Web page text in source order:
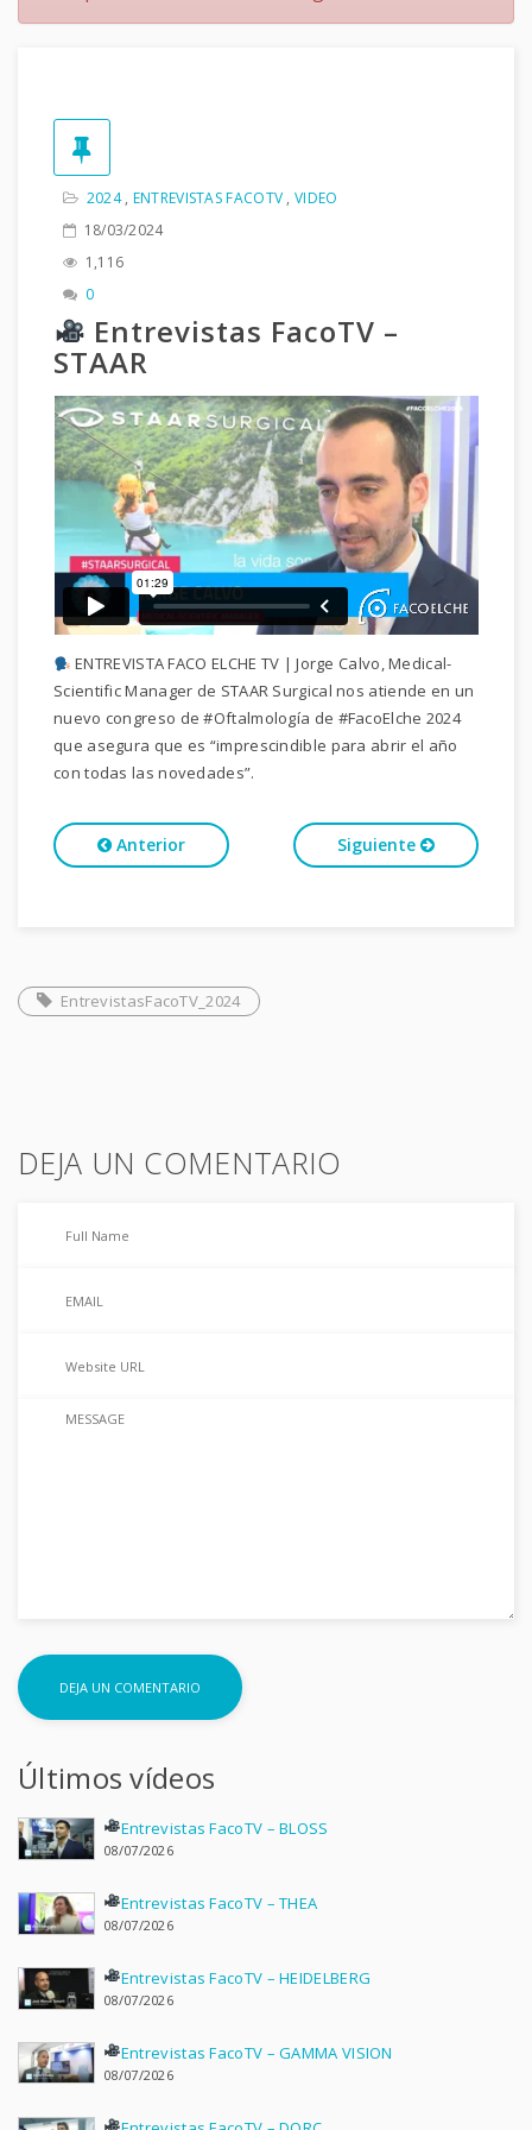
2024, ENTREVISTAS FACOTV ,VIDEO
18/03/2024
1,116
0
Entrevistas FacoTV –
STAAR
ENTREVISTA FACO ELCHE TV | Jorge Calvo, Medical-
Scientific Manager de STAAR Surgical nos atiende en un
nuevo congreso de #Oftalmología de #FacoElche 2024
que asegura que es “imprescindible para abrir el año
con todas las novedades”.
Anterior Siguiente
EntrevistasFacoTV_2024
DEJA UN COMENTARIO
Últimos vídeos
Entrevistas FacoTV – BLOSS
08/07/2026
Entrevistas FacoTV – THEA
08/07/2026
Entrevistas FacoTV – HEIDELBERG
08/07/2026
Entrevistas FacoTV – GAMMA VISION
08/07/2026